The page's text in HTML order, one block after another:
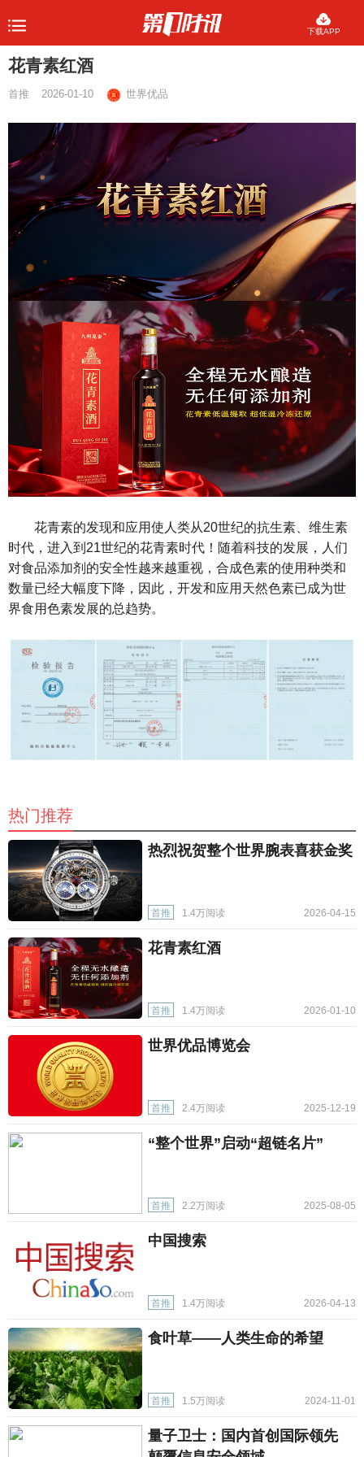
下载APP
花青素红酒
首推 2026-01-10 世界优品
花青素的发现和应用使人类从20世纪的抗生素、维生素
时代，进入到21世纪的花青素时代！随着科技的发展，人们
对食品添加剂的安全性越来越重视，合成色素的使用种类和
数量已经大幅度下降，因此，开发和应用天然色素已成为世
界食用色素发展的总趋势。
热门推荐
热烈祝贺整个世界腕表喜获金奖
首推 1.4万阅读 2026-04-15
花青素红酒
首推 1.4万阅读 2026-01-10
世界优品博览会
首推 2.4万阅读 2025-12-19
“整个世界”启动“超链名片”
首推 2.2万阅读 2025-08-05
中国搜索
首推 1.4万阅读 2026-04-13
食叶草——人类生命的希望
首推 1.5万阅读 2024-11-01
量子卫士：国内首创国际领先